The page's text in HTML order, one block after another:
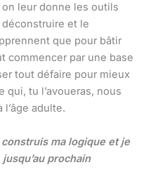
leur donne les outils
et le
que pour bâtir
commencer par une base
tout défaire pour mieux
qui, tu l’avoueras, nous
adulte.
ma logique et je
prochain